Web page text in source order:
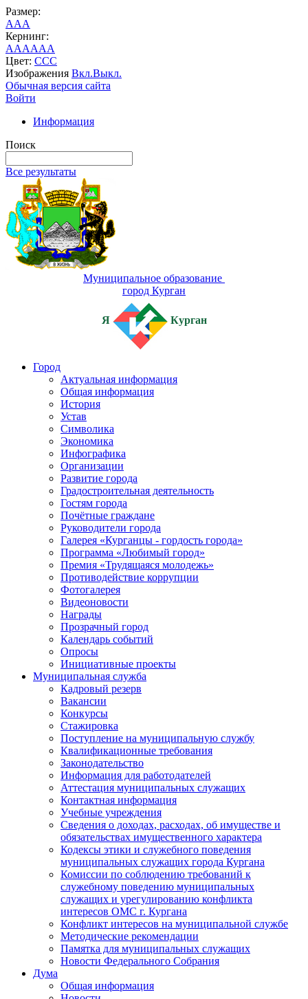
Размер:
AAA
Кернинг:
AAAAAA
Цвет: CCC
Изображения Вкл.Выкл.
Обычная версия сайта
Войти
Информация
Поиск
Все результаты
Муниципальное образование
город Курган
Я Курган
Город
Актуальная информация
Общая информация
История
Устав
Символика
Экономика
Инфографика
Организации
Развитие города
Градостроительная деятельность
Гостям города
Почётные граждане
Руководители города
Галерея «Курганцы - гордость города»
Программа «Любимый город»
Премия «Трудящаяся молодежь»
Противодействие коррупции
Фотогалерея
Видеоновости
Награды
Прозрачный город
Календарь событий
Опросы
Инициативные проекты
Муниципальная служба
Кадровый резерв
Вакансии
Конкурсы
Стажировка
Поступление на муниципальную службу
Квалификационные требования
Законодательство
Информация для работодателей
Аттестация муниципальных служащих
Контактная информация
Учебные учреждения
Сведения о доходах, расходах, об имуществе и
обязательствах имущественного характера
Кодексы этики и служебного поведения
муниципальных служащих города Кургана
Комиссии по соблюдению требований к
служебному поведению муниципальных
служащих и урегулированию конфликта
интересов ОМС г. Кургана
Конфликт интересов на муниципальной службе
Методические рекомендации
Памятка для муниципальных служащих
Новости Федерального Cобрания
Дума
Общая информация